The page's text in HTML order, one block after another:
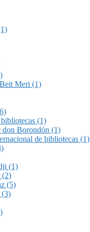
Meri (1)
(1)
don Borondón (1)
de bibliotecas (1)
(1)
(2)
(5)
(3)